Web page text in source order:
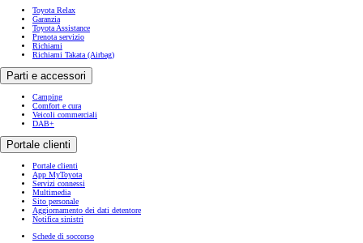
Da
125.30/MESE
MESE
Land Cruiser
MILD HYBRID
Toyota Relax
Garanzia
Toyota Assistance
Prenota servizio
Richiami
Richiami Takata (Airbag)
Parti e accessori
Camping
Comfort e cura
Veicoli commerciali
DAB+
Portale clienti
Portale clienti
App MyToyota
Servizi connessi
Multimedia
Sito personale
Aggiornamento dei dati detentore
Notifica sinistri
Schede di soccorso